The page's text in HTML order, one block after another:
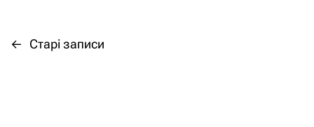
Н
← Старі записи